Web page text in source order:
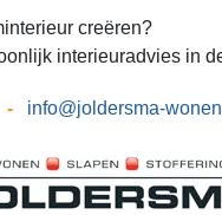
creëren?
interieuradvies in
- info@joldersma-